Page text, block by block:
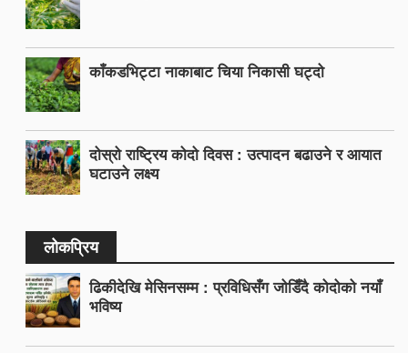
काँकडभिट्टा नाकाबाट चिया निकासी घट्दो
दोस्रो राष्ट्रिय कोदो दिवस : उत्पादन बढाउने र आयात
घटाउने लक्ष्य
लोकप्रिय
ढिकीदेखि मेसिनसम्म : प्रविधिसँग जोडिँदै कोदोको नयाँ
भविष्य